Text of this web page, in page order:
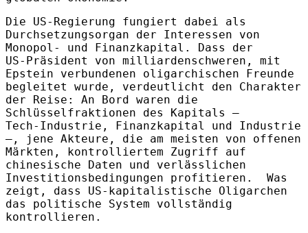
Die US‑Regierung fungiert dabei als
Durchsetzungsorgan der Interessen von
Monopol- und Finanzkapital. Dass der
US‑Präsident von milliardenschweren, mit
Epstein verbundenen oligarchischen Freunde
begleitet wurde , verdeutlicht den Charakter
der Reise: An Bord waren die
Schlüsselfraktionen des Kapitals –
Tech‑Industrie, Finanzkapital und Industrie
–, jene Akteure, die am meisten von offenen
Märkten, kontrolliertem Zugriff auf
chinesische Daten und verlässlichen
Investitionsbedingungen profitieren.
Was
zeigt, dass US-kapitalistische Oligarchen
das politische System vollständig
kontrollieren.